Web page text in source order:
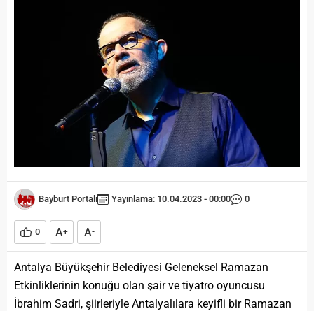
Bayburt Portalı Yayınlama: 10.04.2023 - 00:00 0
0 A+ A-
Antalya Büyükşehir Belediyesi Geleneksel Ramazan
Etkinliklerinin konuğu olan şair ve tiyatro oyuncusu
İbrahim Sadri, şiirleriyle Antalyalılara keyifli bir Ramazan